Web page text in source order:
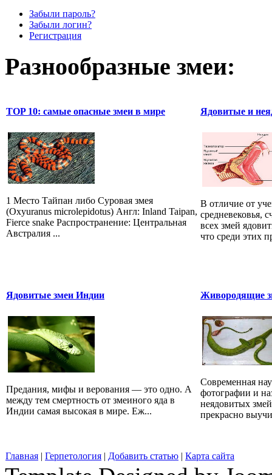
Забыли пароль?
Забыли логин?
Регистрация
Разнообразные змеи:
TOP 10: самые опасные змеи в мире
1 Место Тайпан либо Суровая змея
(Oxyuranus microlepidotus) Англ: Inland Taipan,
Fierce snake Распространение: Центральная
Австралия ...
Ядовитые и
В отличие от
средневековья,
всех змей
что среди этих
Ядовитые змеи Индии
Предания, мифы и верования — это одно. А
между тем смертность от змеиного яда в
Индии самая высокая в мире. Еж...
Живородящие
Современная
фотографии и
неядовитых
прекрасно
Главная | Герпетология | Добавить статью | Карта сайта